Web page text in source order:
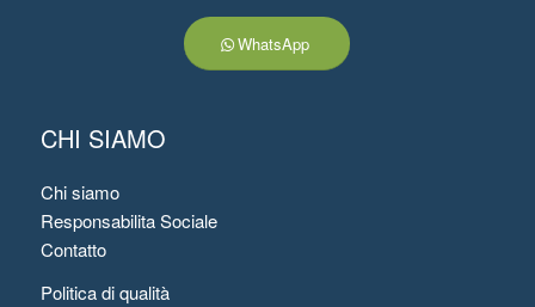
WhatsApp
CHI SIAMO
Chi siamo
Responsabilita Sociale
Contatto
Politica di qualità